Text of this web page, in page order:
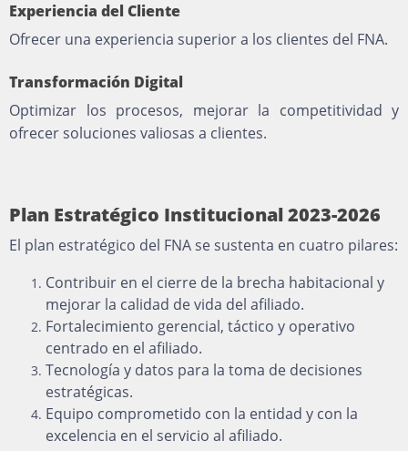
Experiencia del Cliente
Ofrecer una experiencia superior a los clientes del FNA.
Transformación Digital
Optimizar los procesos, mejorar la competitividad y
ofrecer soluciones valiosas a clientes.
Plan Estratégico Institucional 2023-2026
El plan estratégico del FNA se sustenta en cuatro pilares:
Contribuir en el cierre de la brecha habitacional y
mejorar la calidad de vida del afiliado.
Fortalecimiento gerencial, táctico y operativo
centrado en el afiliado.
Tecnología y datos para la toma de decisiones
estratégicas.
Equipo comprometido con la entidad y con la
excelencia en el servicio al afiliado.